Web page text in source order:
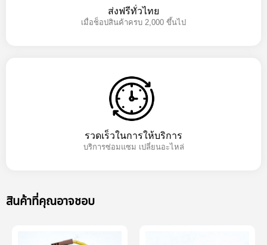
ส่งฟรีทั่วไทย
เมื่อช็อปสินค้าครบ 2,000 ขึ้นไป
รวดเร็วในการให้บริการ
บริการซ่อมแซม เปลี่ยนอะไหล่
สินค้าที่คุณอาจชอบ